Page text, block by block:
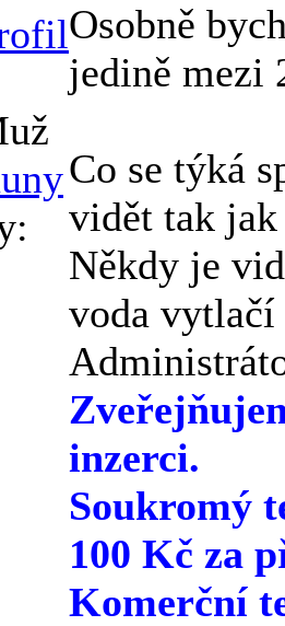
Osobně
jedině mezi
Co se týká
vidět tak
Někdy je
voda vytlačí
inzerci.
Soukromý
100 Kč za
Komerční